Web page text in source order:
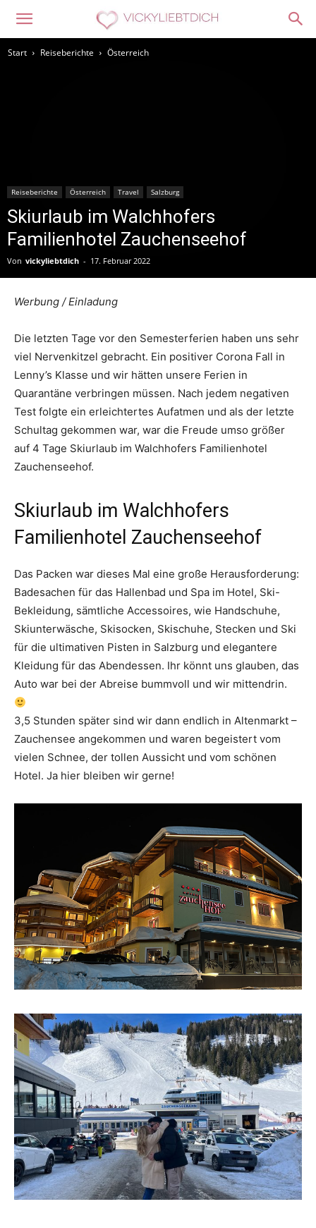
Start Reiseberichte Österreich
Reiseberichte Österreich Travel Salzburg
Skiurlaub im Walchhofers
Familienhotel Zauchenseehof
Von vickyliebtdich - 17. Februar 2022
Werbung / Einladung
Die letzten Tage vor den Semesterferien haben uns sehr
viel Nervenkitzel gebracht. Ein positiver Corona Fall in
Lenny’s Klasse und wir hätten unsere Ferien in
Quarantäne verbringen müssen. Nach jedem negativen
Test folgte ein erleichtertes Aufatmen und als der letzte
Schultag gekommen war, war die Freude umso größer
auf 4 Tage Skiurlaub im Walchhofers Familienhotel
Zauchenseehof.
Skiurlaub im Walchhofers
Familienhotel Zauchenseehof
Das Packen war dieses Mal eine große Herausforderung:
Badesachen für das Hallenbad und Spa im Hotel, Ski-
Bekleidung, sämtliche Accessoires, wie Handschuhe,
Skiunterwäsche, Skisocken, Skischuhe, Stecken und Ski
für die ultimativen Pisten in Salzburg und elegantere
Kleidung für das Abendessen. Ihr könnt uns glauben, das
Auto war bei der Abreise bummvoll und wir mittendrin.
3,5 Stunden später sind wir dann endlich in Altenmarkt –
Zauchensee angekommen und waren begeistert vom
vielen Schnee, der tollen Aussicht und vom schönen
Hotel. Ja hier bleiben wir gerne!